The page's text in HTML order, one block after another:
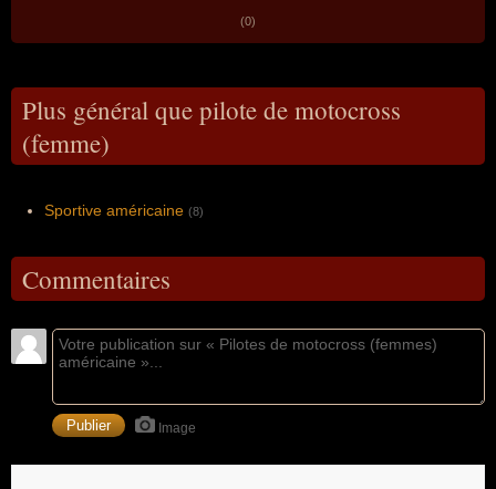
(0)
Plus général que pilote de motocross
(femme)
Sportive américaine (8)
Commentaires
Image